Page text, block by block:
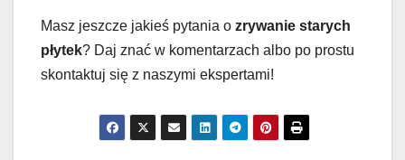
Masz jeszcze jakieś pytania o zrywanie starych
płytek? Daj znać w komentarzach albo po prostu
skontaktuj się z naszymi ekspertami!